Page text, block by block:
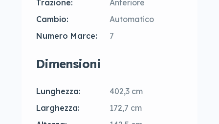
Trazione:
Anteriore
Cambio:
Automatico
Numero Marce:
7
Dimensioni
Lunghezza:
402,3 cm
Larghezza:
172,7 cm